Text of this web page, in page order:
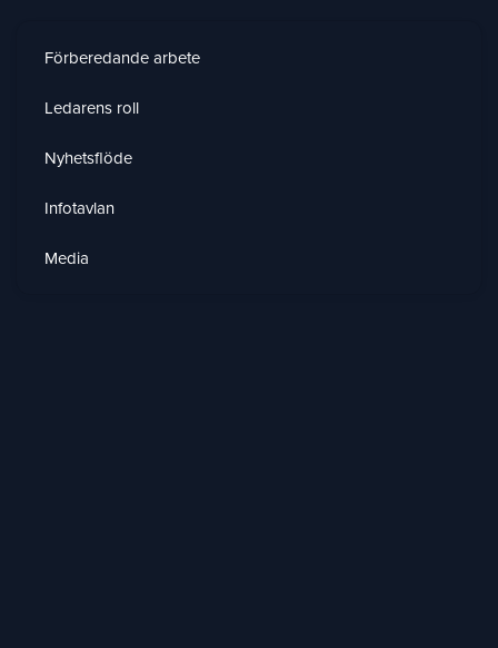
Förberedande arbete
Ledarens roll
Nyhetsflöde
Infotavlan
Media